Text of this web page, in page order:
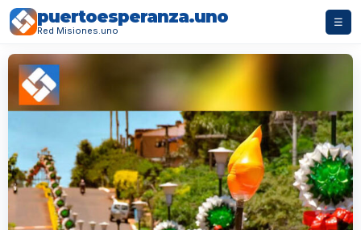
puertoesperanza.uno
Red Misiones.uno
☰